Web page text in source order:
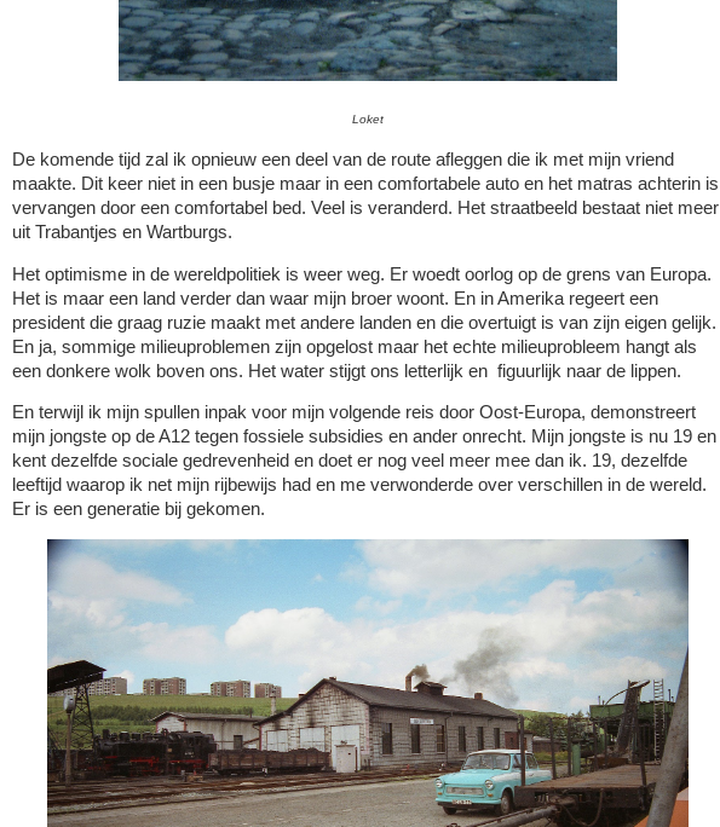
Loket
De komende tijd zal ik opnieuw een deel van de route afleggen die ik met mijn vriend
maakte. Dit keer niet in een busje maar in een comfortabele auto en het matras achterin is
vervangen door een comfortabel bed. Veel is veranderd. Het straatbeeld bestaat niet meer
uit Trabantjes en Wartburgs.
Het optimisme in de wereldpolitiek is weer weg. Er woedt oorlog op de grens van Europa.
Het is maar een land verder dan waar mijn broer woont. En in Amerika regeert een
president die graag ruzie maakt met andere landen en die overtuigt is van zijn eigen gelijk.
En ja, sommige milieuproblemen zijn opgelost maar het echte milieuprobleem hangt als
een donkere wolk boven ons. Het water stijgt ons letterlijk en figuurlijk naar de lippen.
En terwijl ik mijn spullen inpak voor mijn volgende reis door Oost-Europa, demonstreert
mijn jongste op de A12 tegen fossiele subsidies en ander onrecht. Mijn jongste is nu 19 en
kent dezelfde sociale gedrevenheid en doet er nog veel meer mee dan ik. 19, dezelfde
leeftijd waarop ik net mijn rijbewijs had en me verwonderde over verschillen in de wereld.
Er is een generatie bij gekomen.